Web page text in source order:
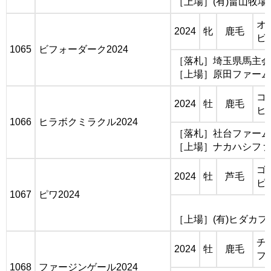
1065 ビフォーダーク2024
2024 牝 鹿毛
オ
ビ
［落札］埼玉県馬主
［上場］原田ファーム
1066 ヒラボクミラクル2024
2024 牡 鹿毛
コ
ヒ
［落札］社台ファーム
［上場］ナカハシフ
1067 ピワ2024
2024 牡 芦毛
ゴ
ピ
［上場］(有)ヒダカフ
1068 ファージンゲール2024
2024 牡 鹿毛
チ
フ